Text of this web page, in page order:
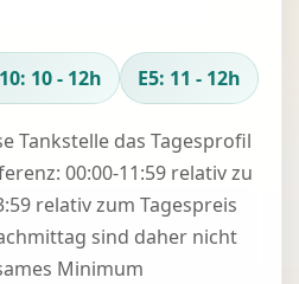
10 - 12h E5: 11 - 12h
Tankstelle das Tagesprofil
00:00-11:59 relativ zu
relativ zum Tagespreis
sind daher nicht
Minimum